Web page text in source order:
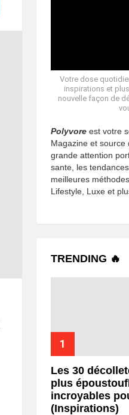
Votre dose
inspirations et
nouvelle façon de
Polyvore est votre
Magazine et source
grande attention
sante, les
meilleures
Lifestyle, Luxe et
TRENDING 🔥
Les 30
plus
incroyables
(Inspirations)